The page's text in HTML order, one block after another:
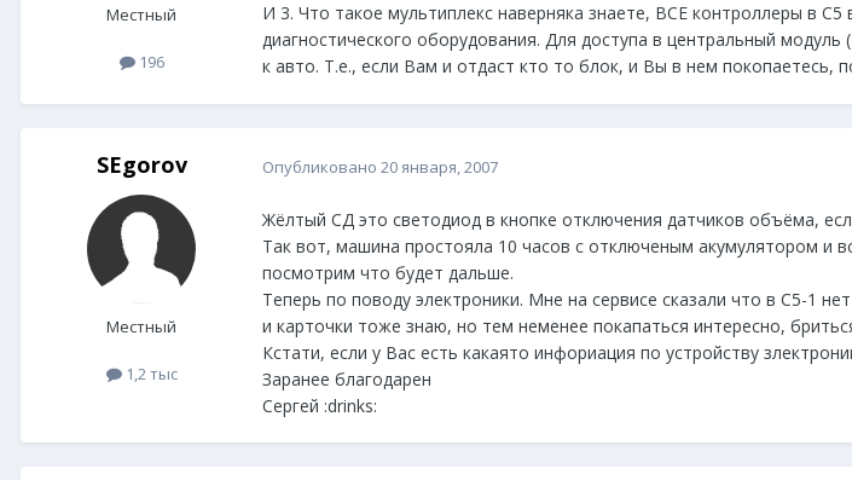
Местный
196
И 3. Что такое мультиплекс наверняка знаете, ВСЕ контроллеры в
диагностического оборудования. Для доступа в центральный
к авто. Т.е., если Вам и отдаст кто то блок, и Вы в нем покопаетесь,
SEgorov
Местный
1,2 тыс
Опубликовано 20 января, 2007
Жёлтый СД это светодиод в кнопке отключения датчиков объёма,
Так вот, машина простояла 10 часов с отключеным акумулятором и
посмотрим что будет дальше.
Теперь по поводу электроники. Мне на сервисе сказали что в С5-1
и карточки тоже знаю, но тем неменее покапаться интересно,
Кстати, если у Вас есть какаято инфориация по устройству
Заранее благодарен
Сергей :drinks: